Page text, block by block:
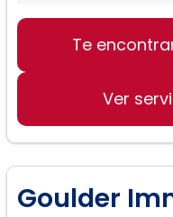
Te
Ver
Goulder